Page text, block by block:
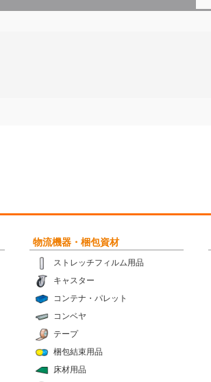
物流機器・梱包資材
ストレッチフィルム用品
キャスター
コンテナ・パレット
コンベヤ
テープ
梱包結束用品
床材用品